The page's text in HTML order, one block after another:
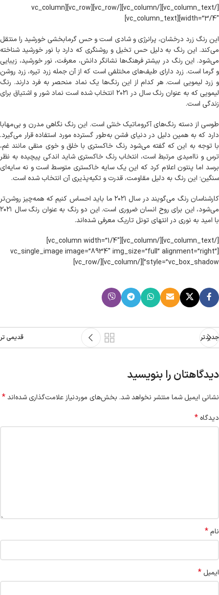
[/vc_column_text][/vc_column][/vc_row][vc_row][vc_column
width=”3/4″][vc_column_text]
این رنگ زرد درخشان، پرانرژی و شادی است و حس گرمابخشی خورشید را منتقل
می‌کند. این رنگ به دلیل حس تخیل و روشنگری که دارد با نور خورشید شناخته
می‌شود. این رنگ در بیشتر فرهنگ‌ها نشانگر دانش، معرفت، نور خورشید، زیبایی
و گرما است. زرد دارای طیف‌های مختلفی است که از آن جمله زرد تیره، زرد روشن
و زرد لیمویی است. هر کدام از این رنگ‌ها یک نماد منحصر به فرد دارند. رنگ
لیمویی که به عنوان رنگ سال در ۲۰۲۱ انتخاب شده است نماد شور و اشتیاق برای
زندگی است.
طوسی از دسته رنگ‌های آکروماتیک خنثی است. این رنگ نگاهی مدرن و بی‌مهابا
دارد که به همین دلیل در دنیای فشن به‌طور گسترده مورد استفاده قرار می‌گیرد.
با توجه به این که گفته می‌شود رنگ خاکستری با خلق و خوی منقی مانند غم،
ترس و ناامیدی مرتبط است، انتخاب رنگ خاکستری شاید اندکی پیچیده به نظر
برسد اما پنتون اعلام کرد که این یک سایه خاکستری متوسط است و نه سایه‌ای
سنگین؛ این رنگ به دلیل مقاومت، قدرت و تکیه‌پذیری آن انتخاب شده است.
کارشناسان رنگ می‌گویند در سال ۲۰۲۱ ما باید احساس کنیم که همه‌چیز روشن‌تر
می‌شود، این برای روح انسان ضروری است. این دو رنگ به عنوان رنگ سال ۲۰۲۱
با امید به نوری در انتهای تونل تاریک معرفی شده‌اند.
[/vc_column_text][/vc_column][vc_column width=”1/4″]
[vc_single_image image=”8934″ img_size=”full” alignment=”right”
style=”vc_box_shadow”][/vc_column][/vc_row]
جدیدتر قدیمی تر
دیدگاهتان را بنویسید
نشانی ایمیل شما منتشر نخواهد شد. بخش‌های موردنیاز علامت‌گذاری شده‌اند*
دیدگاه *
نام*
ایمیل *